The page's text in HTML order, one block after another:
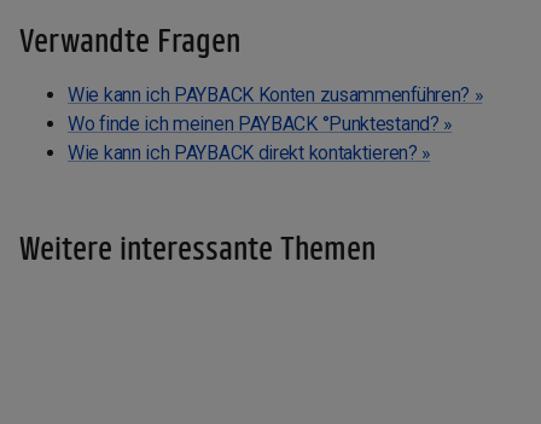
Verwandte Fragen
Wie kann ich PAYBACK Konten zusammenführen? »
Wo finde ich meinen PAYBACK °Punktestand? »
Wie kann ich PAYBACK direkt kontaktieren? »
Weitere interessante Themen